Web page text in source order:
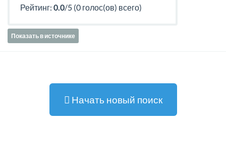
Рейтинг: 0.0/5 (0 голос(ов) всего)
Показать в источнике
Начать новый поиск